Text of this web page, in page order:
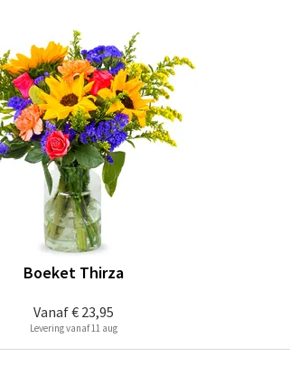
Vanaf€ 23,95
Boeket Thirza
Levering vanaf 11 aug